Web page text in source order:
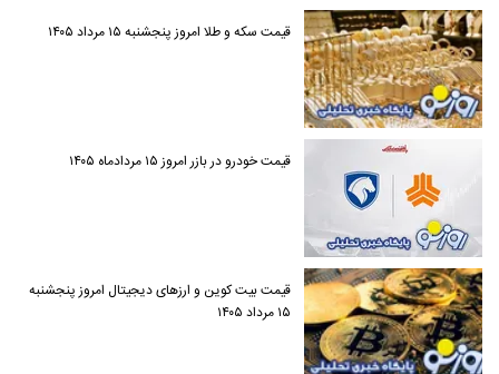
قیمت سکه و طلا امروز پنجشنبه ۱۵ مرداد ۱۴۰۵
قیمت خودرو در بازر امروز ۱۵ مردادماه ۱۴۰۵
قیمت بیت کوین و ارز‌های دیجیتال امروز پنجشنبه
۱۵ مرداد ۱۴۰۵